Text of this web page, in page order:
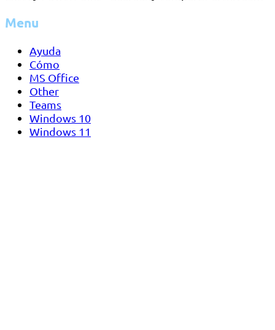
Menu
Ayuda
Cómo
MS Office
Other
Teams
Windows 10
Windows 11